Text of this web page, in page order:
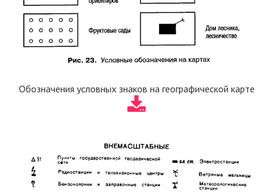
Обозначения условных знаков на географической карте